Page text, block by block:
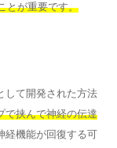
とが重要です。
して開発された方法
で挟んで神経の伝達
経機能が回復する可